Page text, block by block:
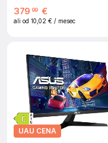
379 99 €
ali od 10,02 € / mesec
UAU CENA